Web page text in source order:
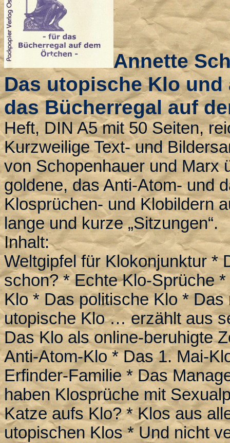
Annette
Das utopische Klo
das Bücherregal auf
Heft, DIN A5 mit 50 Seiten,
Kurzweilige Text- und
von Schopenhauer und Marx
goldene, das Anti-Atom- und
Klosprüchen- und Klobildern
lange und kurze „Sitzungen“.
Inhalt:
Weltgipfel für Klokonjunktur *
schon? * Echte Klo-Sprüche
Klo * Das politische Klo *
utopische Klo … erzählt aus
Das Klo als online-beruhigte
Anti-Atom-Klo * Das 1. Mai-
Erfinder-Familie * Das
haben Klosprüche mit
Katze aufs Klo? * Klos aus
utopischen Klos * Und nicht